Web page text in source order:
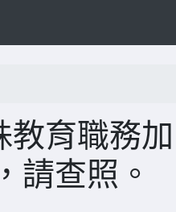
教育職務加
請查照。